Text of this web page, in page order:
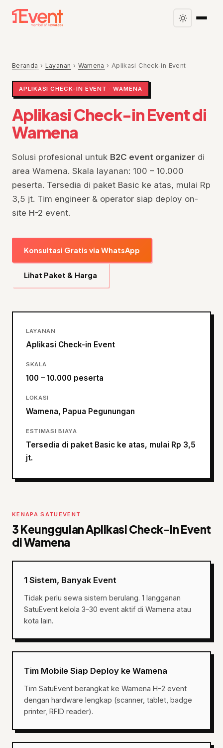
Beranda › Layanan › Wamena › Aplikasi Check-in Event
APLIKASI CHECK-IN EVENT · WAMENA
Aplikasi Check-in Event di
Wamena
Solusi profesional untuk B2C event organizer di
area Wamena. Skala layanan: 100 – 10.000
peserta. Tersedia di paket Basic ke atas, mulai Rp
3,5 jt. Tim engineer & operator siap deploy on-
site H-2 event.
Konsultasi Gratis via WhatsApp
Lihat Paket & Harga
LAYANAN
Aplikasi Check-in Event
SKALA
100 – 10.000 peserta
LOKASI
Wamena, Papua Pegunungan
ESTIMASI BIAYA
Tersedia di paket Basic ke atas, mulai Rp 3,5
jt.
KENAPA SATUEVENT
3 Keunggulan Aplikasi Check-in Event
di Wamena
1 Sistem, Banyak Event
Tidak perlu sewa sistem berulang. 1 langganan
SatuEvent kelola 3–30 event aktif di Wamena atau
kota lain.
Tim Mobile Siap Deploy ke Wamena
Tim SatuEvent berangkat ke Wamena H-2 event
dengan hardware lengkap (scanner, tablet, badge
printer, RFID reader).